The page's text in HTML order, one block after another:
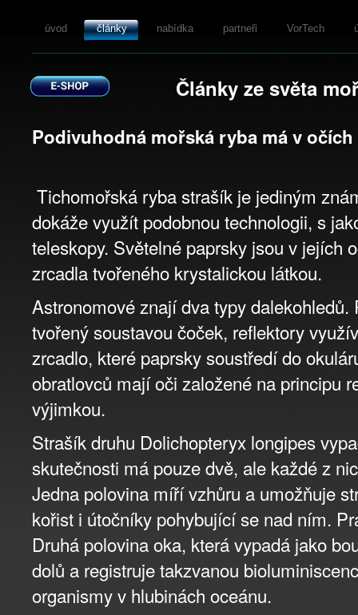
úvod články nabídka partneři VorTech
Články ze světa
Podivuhodná mořská ryba má v
Tichomořská ryba strašík je jediným
dokáže využít podobnou technologii, s
teleskopy. Světelné paprsky jsou v jejích
zrcadla tvořeného krystalickou látkou.
Astronomové znají dva typy
tvořený soustavou čoček, reflektory
zrcadlo, které paprsky soustředí do
obratlovců mají oči založené na principu
výjimkou.
Strašík druhu Dolichopteryx longipes
skutečnosti má pouze dvě, ale každé z
Jedna polovina míří vzhůru a umožňuje
kořist i útočníky pohybující se nad ním.
Druhá polovina oka, která vypadá jako
dolů a registruje takzvanou
organismy v hlubinách oceánu.